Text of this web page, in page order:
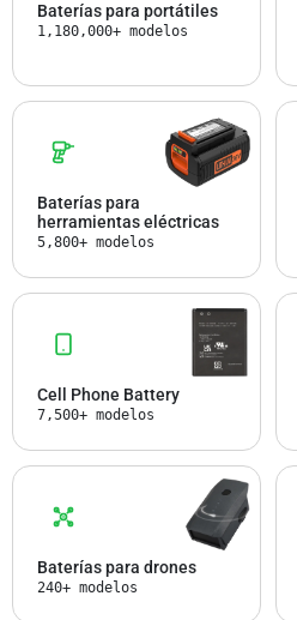
Baterías para portátiles
1,180,000+ modelos
Baterías para
herramientas eléctricas
5,800+ modelos
Cell Phone Battery
7,500+ modelos
Baterías para drones
240+ modelos